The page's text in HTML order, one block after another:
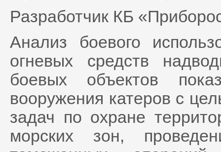
Разработчик КБ
Анализ боевого
огневых средств
боевых объектов
вооружения катеров с
задач по охране
морских зон,